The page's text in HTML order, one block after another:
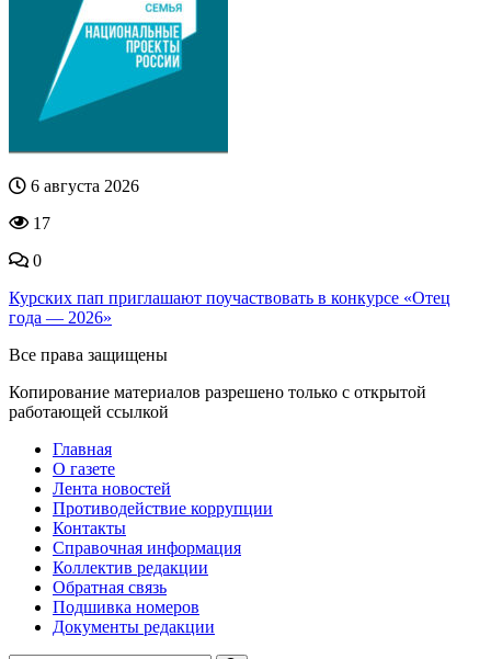
6 августа 2026
17
0
Курских пап приглашают поучаствовать в конкурсе «Отец
года — 2026»
Все права защищены
Копирование материалов разрешено только с открытой
работающей ссылкой
Главная
О газете
Лента новостей
Противодействие коррупции
Контакты
Справочная информация
Коллектив редакции
Обратная связь
Подшивка номеров
Документы редакции